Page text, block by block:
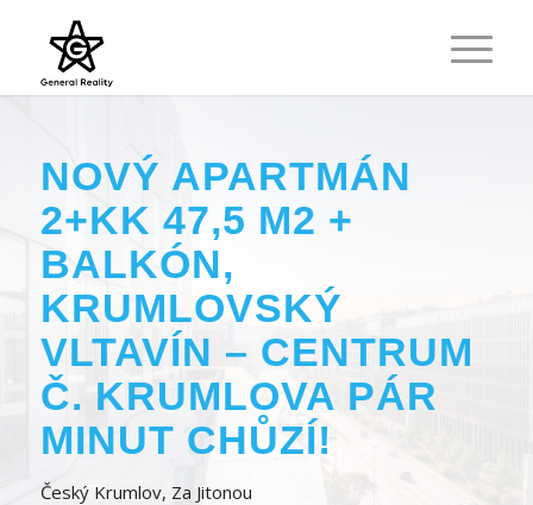
NOVÝ APARTMÁN
2+KK 47,5 M2 +
BALKÓN,
KRUMLOVSKÝ
VLTAVÍN – CENTRUM
Č. KRUMLOVA PÁR
MINUT CHŮZÍ!
Český Krumlov, Za Jitonou